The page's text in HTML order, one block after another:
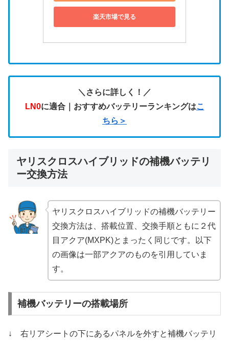
楽天市場で見る
＼さらに詳しく！／
LN0に適合｜おすすめバッテリーランキングはこ
ちら＞
ヤリスクロスハイブリッドの補機バッテリ
ー交換方法
ヤリスクロスハイブリッドの補機バッテリー
交換方法は、搭載位置、交換手順ともに２代
目アクア(MXPK)とまったく同じです。以下
の画像は一部アクアのものを引用していま
す。
補機バッテリーの搭載場所
↓ 右リアシートの下にあるパネルを外すと補機バッテリ